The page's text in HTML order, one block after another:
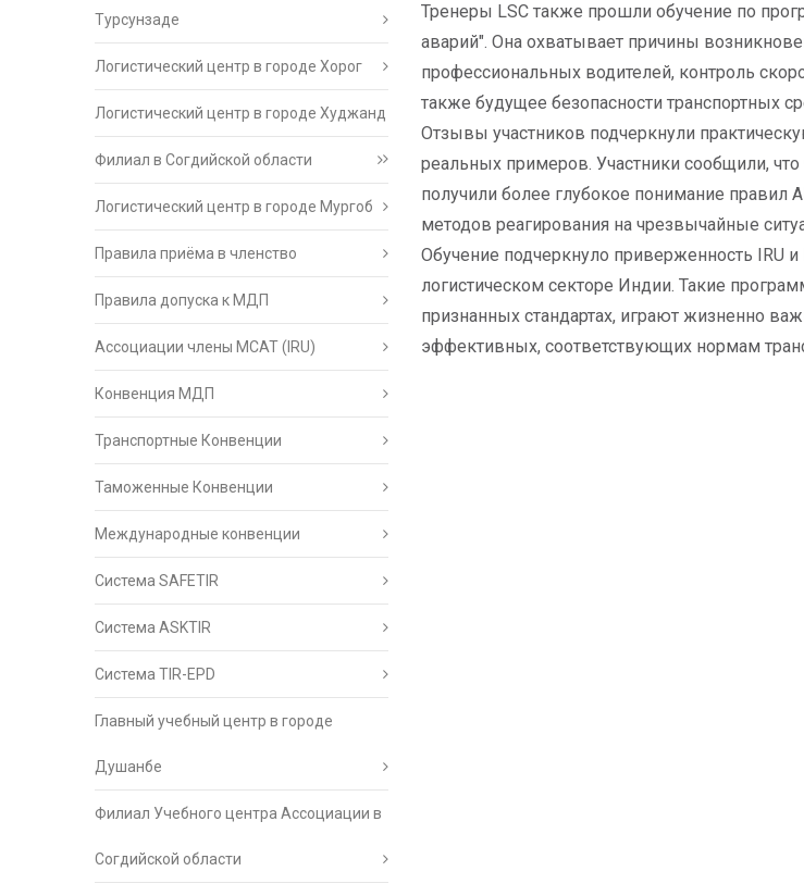
Турсунзаде
Логистический центр в городе Хорог
Логистический центр в городе Худжанд
Филиал в Согдийской области
Логистический центр в городе Мургоб
Правила приёма в членство
Правила допуска к МДП
Ассоциации члены МСАТ (IRU)
Конвенция МДП
Транспортные Конвенции
Таможенные Конвенции
Международные конвенции
Система SAFETIR
Система ASKTIR
Система TIR-EPD
Главный учебный центр в городе
Душанбе
Филиал Учебного центра Ассоциации в
Согдийской области
Тренеры LSC также прошли обучение по
аварий". Она охватывает причины
профессиональных водителей, контроль
также будущее безопасности транспортных
Отзывы участников подчеркнули
реальных примеров. Участники сообщили,
получили более глубокое понимание правил
методов реагирования на чрезвычайные
Обучение подчеркнуло приверженность
логистическом секторе Индии. Такие
признанных стандартах, играют жизненно
эффективных, соответствующих нормам